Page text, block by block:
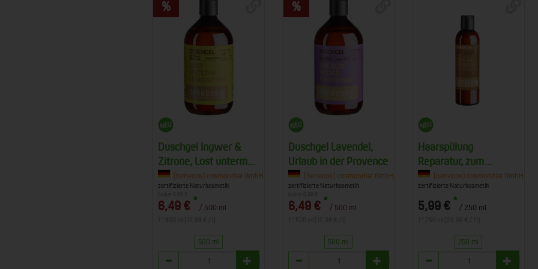
Duschgel Ingwer &
Zitrone, Lost unterm
Lemontree
(benecos) cosmondial GmbH & Co. KG, 63834 Sulzbach am Main
zertifizierte Naturkosmetik
6,49 € * / 500 ml
500 ml
Anzahl
Duschgel Lavendel,
Urlaub in der Provence
(benecos) cosmondial GmbH & Co. KG, 63834 Sulzbach am Main
zertifizierte Naturkosmetik
6,49 €* / 500 ml
500 ml
Anzahl
Haarspülung
Reparatur, zum
Abschneiden zu
schade
(benecos) cosmondial GmbH &
zertifizierte Naturkosmetik
5,99 € * / 250 ml
250 ml
Anzahl